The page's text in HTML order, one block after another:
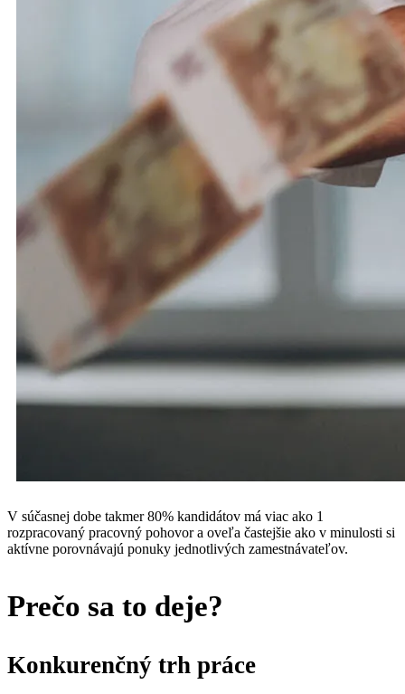
V súčasnej dobe takmer 80% kandidátov má viac ako 1
rozpracovaný pracovný pohovor a oveľa častejšie ako v minulosti si
aktívne porovnávajú ponuky jednotlivých zamestnávateľov.
Prečo sa to deje?
Konkurenčný trh práce